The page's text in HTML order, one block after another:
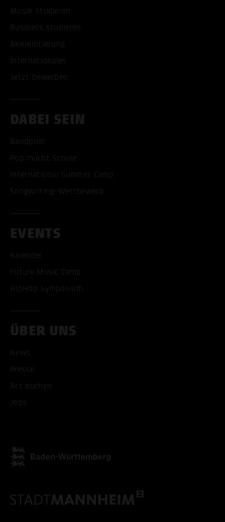
Musik studieren
Business studieren
Akkreditierung
Internationales
Jetzt bewerben
DABEI SEIN
Bandpool
Pop macht Schule
International Summer Camp
Songwriting-Wettbewerb
EVENTS
Kalender
Future Music Camp
HipHop Symposium
ÜBER UNS
News
Presse
Act buchen
Jobs